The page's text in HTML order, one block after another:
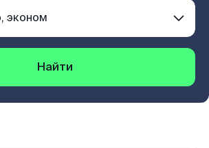
Найти